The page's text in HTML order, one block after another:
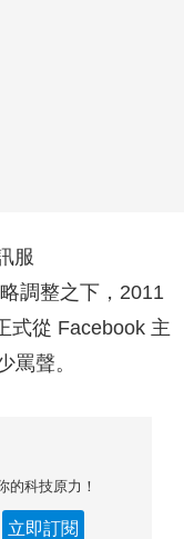
服
調整之下，2011
式從 Facebook 主
罵聲。
的科技原力！
立即訂閱